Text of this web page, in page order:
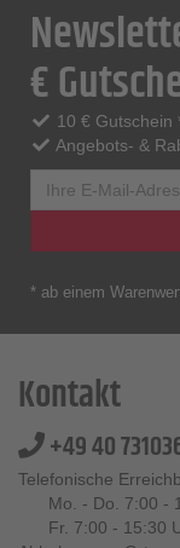
€
10 € Gutschein
Angebots- &
* ab einem
Kontakt
+49 40
Telefonische
Mo. - Do. 7:00 -
Fr. 7:00 - 15:30